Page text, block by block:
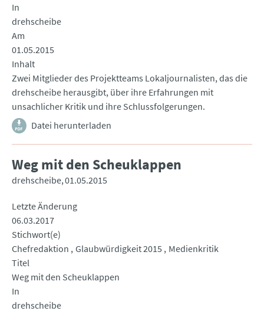
In
drehscheibe
Am
01.05.2015
Inhalt
Zwei Mitglieder des Projektteams Lokaljournalisten, das die
drehscheibe herausgibt, über ihre Erfahrungen mit
unsachlicher Kritik und ihre Schlussfolgerungen.
Datei herunterladen
Weg mit den Scheuklappen
drehscheibe 01.05.2015
Letzte Änderung
06.03.2017
Stichwort(e)
Chefredaktion Glaubwürdigkeit 2015
Medienkritik
Titel
Weg mit den Scheuklappen
In
drehscheibe